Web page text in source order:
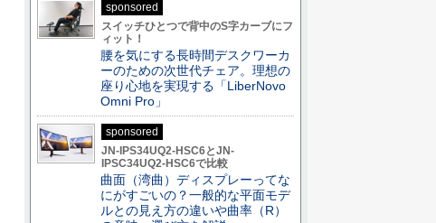
sponsored
スイッチひとつで背中のS字カーブにフ
ィット！
腰を気にする長時間デスクワーカ
ーのための次世代チェア。理想の
座り心地を実現する「LiberNovo
Omni Pro」
sponsored
JN-IPS34UQ2-HSC6とJN-
IPSC34UQ2-HSC6で比較
曲面（湾曲）ディスプレーってな
にがすごいの？一般的な平面モデ
ルとの見え方の違いや曲率（R）